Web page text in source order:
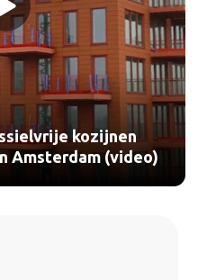
kozijnen
Amsterdam (video)